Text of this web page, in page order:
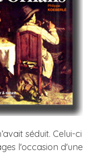
séduit. Celui-ci
l'occasion d'une